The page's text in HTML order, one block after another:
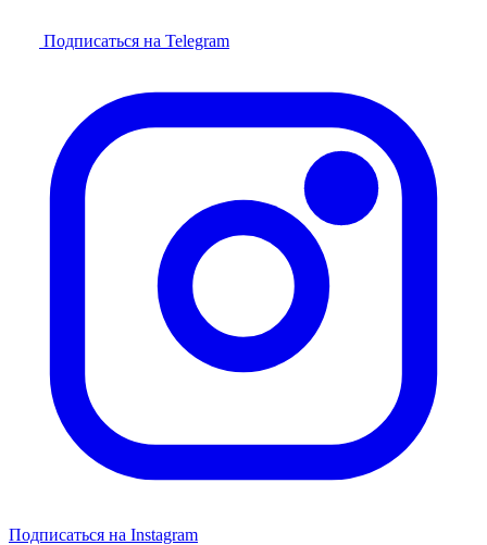
Подписаться на Telegram
Подписаться на Instagram